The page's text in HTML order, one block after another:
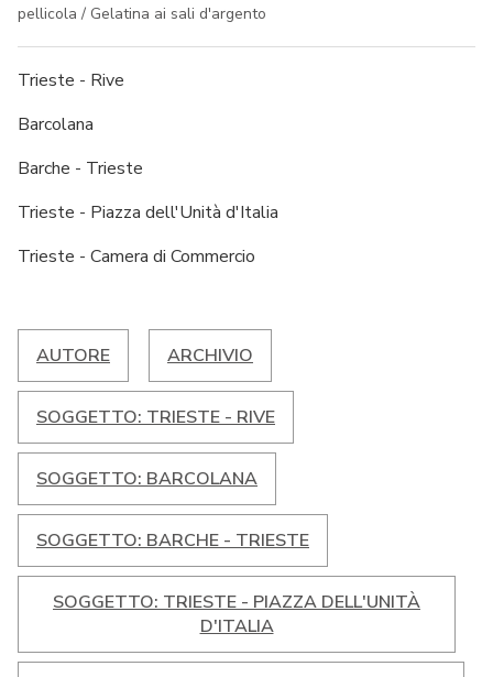
pellicola / Gelatina ai sali d'argento
Trieste - Rive
Barcolana
Barche - Trieste
Trieste - Piazza dell'Unità d'Italia
Trieste - Camera di Commercio
AUTORE ARCHIVIO
SOGGETTO: TRIESTE - RIVE
SOGGETTO: BARCOLANA
SOGGETTO: BARCHE - TRIESTE
SOGGETTO: TRIESTE - PIAZZA DELL'UNITÀ
D'ITALIA